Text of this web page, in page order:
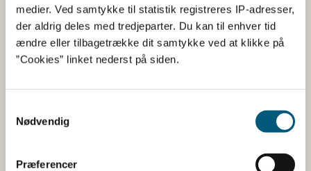
medier. Ved samtykke til statistik registreres IP-adresser,
der aldrig deles med tredjeparter. Du kan til enhver tid
ændre eller tilbagetrække dit samtykke ved at klikke på
”Cookies” linket nederst på siden.
Nødvendig
Præferencer
virksomheder, som er autoriseret til at håndtere fiskeolie,
gelatinekapsler eller fiskeoliekapsler:
Fiskeolie skal altid komme fra virksomheder, som er
autoriseret til at håndtere fiskeolie.
Hvis det ikke er muligt at skaffe gelatinekapsler fra
virksomheder, som er autoriseret til at håndtere
gelatinekapsler, kan virksomheden modtage
i andre EU-lande. Når virksomheden bruger